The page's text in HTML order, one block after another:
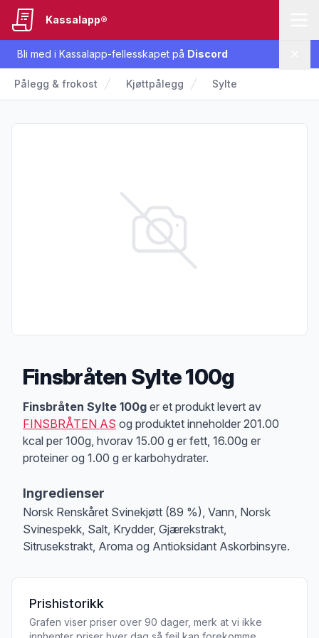
Bli med i Kassalapp-fellesskapet på Discord
Kassalapp®
Pålegg & frokost Kjøttpålegg Sylte
Finsbråten Sylte 100g
Produktbeskrivelse
Finsbråten Sylte 100g er et produkt levert av
FINSBRÅTEN AS og produktet inneholder 201.00
kcal per 100g, hvorav 15.00 g er fett, 16.00g er
proteiner og 1.00 g er karbohydrater.
Ingredienser
Norsk Renskåret Svinekjøtt (89 %), Vann, Norsk
Svinespekk, Salt, Krydder, Gjærekstrakt,
Sitrusekstrakt, Aroma og Antioksidant Askorbinsyre.
Prishistorikk
Grafen viser priser over 90 dager, merk at vi ikke